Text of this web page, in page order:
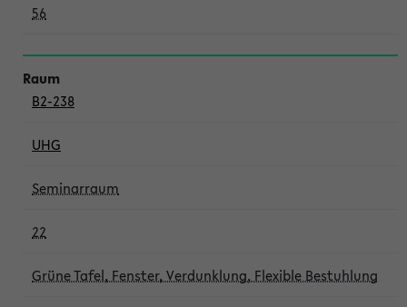
56
B2-238
UHG
Seminarraum
22
Grüne Tafel, Fenster, Verdunklung, Flexible Bestuhlung